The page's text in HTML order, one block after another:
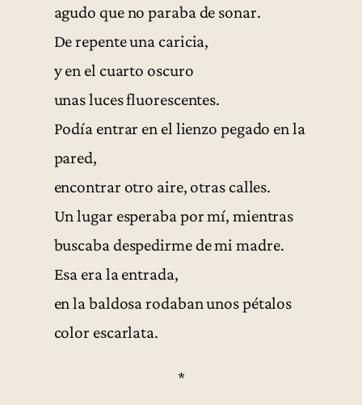
agudo que no paraba de sonar.
De repente una caricia,
y en el cuarto oscuro
unas luces fluorescentes.
Podía entrar en el lienzo pegado en la
pared,
encontrar otro aire, otras calles.
Un lugar esperaba por mí, mientras
buscaba despedirme de mi madre.
Esa era la entrada,
en la baldosa rodaban unos pétalos
color escarlata.
*